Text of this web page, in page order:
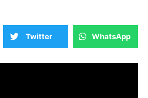
Twitter WhatsApp